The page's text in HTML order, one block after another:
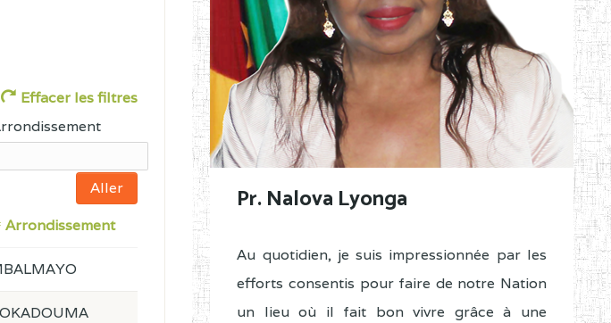
Effacer les filtres
Arrondissement
Pr. Nalova Lyonga
Au quotidien, je suis impressionnée par les
efforts consentis pour faire de notre Nation
un lieu où il fait bon vivre grâce à une